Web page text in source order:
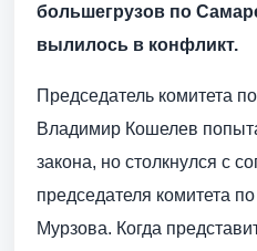
большегрузов по
вылилось в конфликт.
Председатель комитета
Владимир Кошелев
закона, но столкнулся с
председателя комитета
Мурзова. Когда